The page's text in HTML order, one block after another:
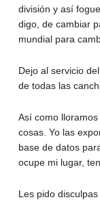
división y así
digo, de cambiar
mundial para
Dejo al servicio
de todas las
Así como
cosas. Yo las
base de datos
ocupe mi lugar,
Les pido